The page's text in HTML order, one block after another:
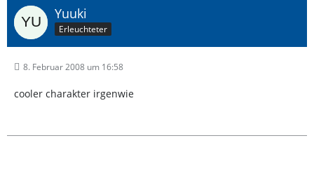
Yuuki
Erleuchteter
8. Februar 2008 um 16:58
cooler charakter irgenwie